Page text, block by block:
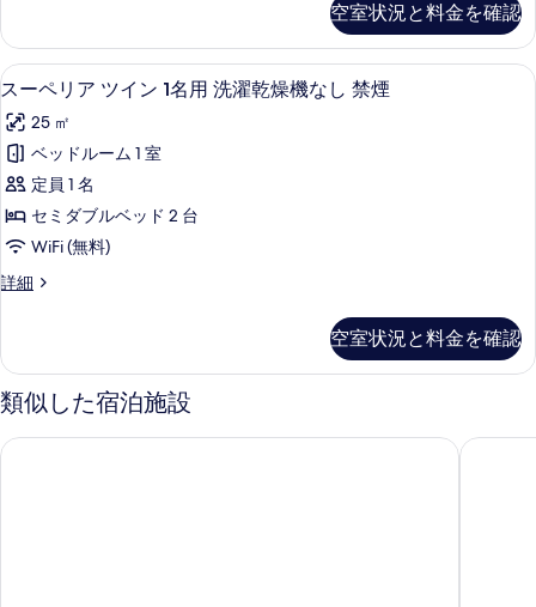
表
示
す
る
名
用
禁
煙
の
す
べ
て
の
真
を
表
示
1
名
用
禁
煙
の
詳
細
エ
グ
ゼ
ク
テ
ィ
ブ
ダ
ブ
名
用
禁
き
洗
濯
完
備】
エ
グ
ゼ
ク
テ
ィ
ル,
1
名
禁
空室状況と料金を確認
ス
ー
ペ
リ
ア
ツ
ン
名
用
洗
濯
セーフティボックス (室内)、防音設
9
スーペリア ツイン 1名用 洗濯乾燥機なし 禁煙
25 ㎡
ベッドルーム 1 室
定員 1 名
セミダブルベッド 2 台
WiFi (無料)
詳細
ス
ア
ツ
イ
1
空室状況と料金を確認
類似した宿泊施設
相鉄フレッサイン銀座七丁目 レムプ